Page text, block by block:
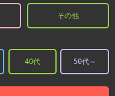
その他
40代 50代～